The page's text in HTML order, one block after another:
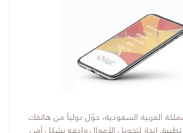
العربية السعودية، حوّل دولياً من هاتفك